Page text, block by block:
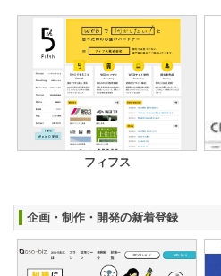
フィフス
企画・制作・開発の新着登録